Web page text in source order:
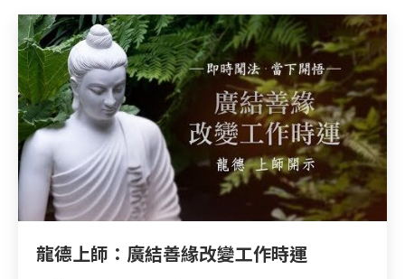
龍德上師：廣結善緣改變工作時運